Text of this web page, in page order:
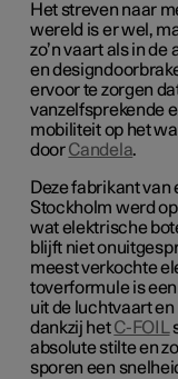
Het streven naar
wereld is er wel,
zo’n vaart als in
en
ervoor te zorgen
vanzelfsprekende
mobiliteit op het
doorCandela.
Deze fabrikant van
Stockholm werd
wat elektrische
blijft niet
meest verkochte
toverformule is
uit de luchtvaart
dankzij hetC-FOIL
absolute stilte en
sporen een